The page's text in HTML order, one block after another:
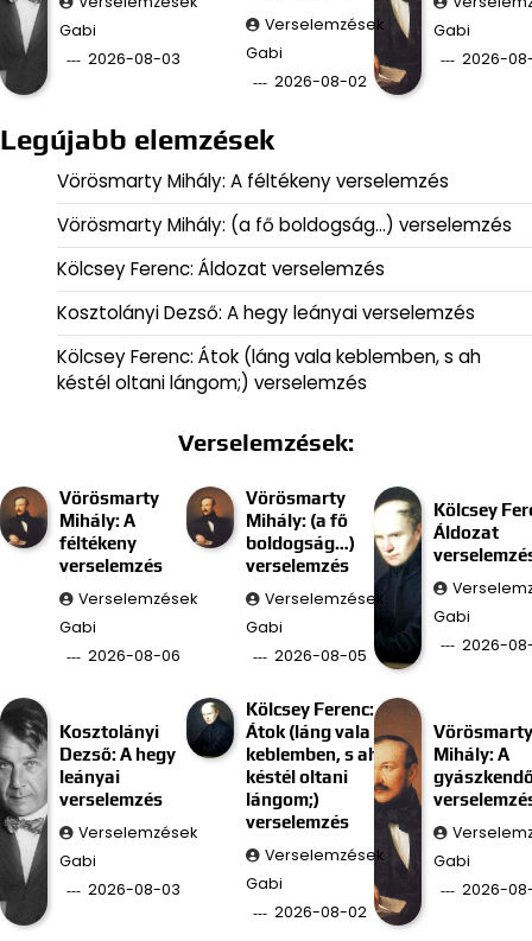
Gabi
2026-08-03
Verselemzések
Gabi
2026-08-02
Gabi
2026-
Legújabb elemzések
Vörösmarty Mihály: A féltékeny verselemzés
Vörösmarty Mihály: (a fő boldogság…) verselemzés
Kölcsey Ferenc: Áldozat verselemzés
Kosztolányi Dezső: A hegy leányai verselemzés
Kölcsey Ferenc: Átok (láng vala keblemben, s ah
késtél oltani lángom;) verselemzés
Verselemzések:
Vörösmarty
Mihály: A
féltékeny
verselemzés
Verselemzések
Gabi
2026-08-06
Vörösmarty
Mihály: (a fő
boldogság…)
verselemzés
Verselemzések
Gabi
2026-08-05
Kölcsey
Áldozat
Gabi
2026-
Kosztolányi
Dezső: A hegy
leányai
verselemzés
Verselemzések
Gabi
2026-08-03
Kölcsey Ferenc:
Átok (láng vala
keblemben, s ah
késtél oltani
lángom;)
verselemzés
Verselemzések
Gabi
2026-08-02
Vörösmarty
Mihály: A
Gabi
2026-